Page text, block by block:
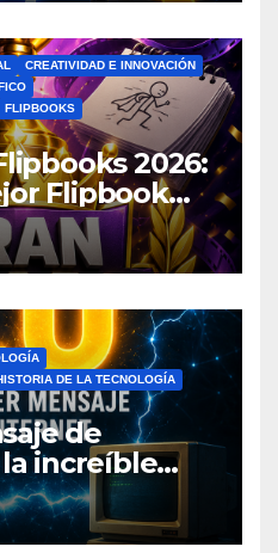
CREATIVIDAD E INNOVACIÓN
FLIPBOOKS
2026:
Flipbook
DE LA TECNOLOGÍA
de
increíble
que